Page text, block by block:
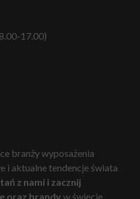
17.00)
branży wyposażenia
i aktualne tendencje świata
z nami i zacznij
oraz brandy w świecie